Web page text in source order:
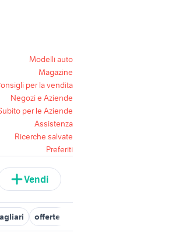
Modelli auto
Magazine
per la vendita
Negozi e Aziende
per le Aziende
Assistenza
Ricerche salvate
Preferiti
Vendi
offerte lavoro assistente sociale